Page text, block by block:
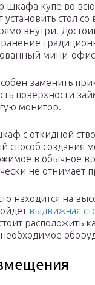
шкафа купе во всю
стол со
внутри.
мини-
заменить
поверхности
монитор.
с откидной
способ создания
в обычное
не отнимает
находится на
выдвижная
расположить